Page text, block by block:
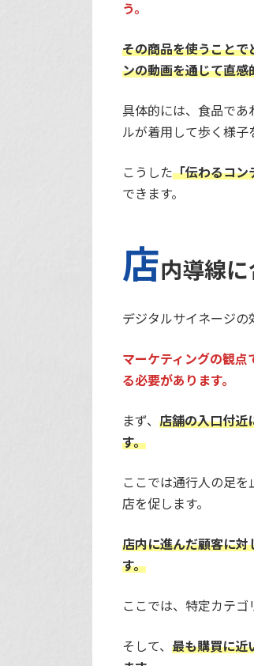
う。
その商品を使うこと
ンの動画を通じて直感
具体的には、食品で
ルが着用して歩く様子
こうした「伝わるコン
できます。
店内導線
デジタルサイネージの
マーケティングの観
る必要があります。
まず、店舗の入口付近
す。
ここでは通行人の足
店を促します。
店内に進んだ顧客に
す。
ここでは、特定カテゴ
そして、最も購買に近